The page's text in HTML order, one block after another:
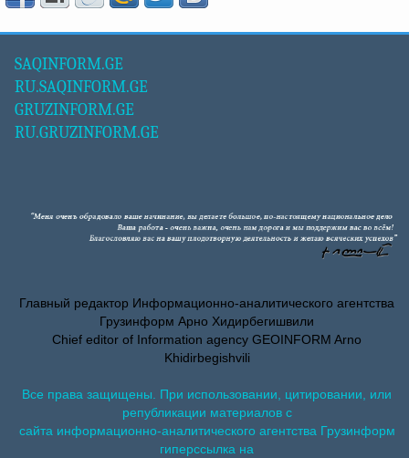
SAQINFORM.GE
RU.SAQINFORM.GE
GRUZINFORM.GE
RU.GRUZINFORM.GE
Главный редактор Информационно-аналитического агентства
Грузинформ Арно Хидирбегишвили
Chief editor of Information agency GEOINFORM Arno
Khidirbegishvili
Все права защищены. При использовании, цитировании, или
републикации материалов с
сайта информационно-аналитического агентства Грузинформ
гиперссылка на